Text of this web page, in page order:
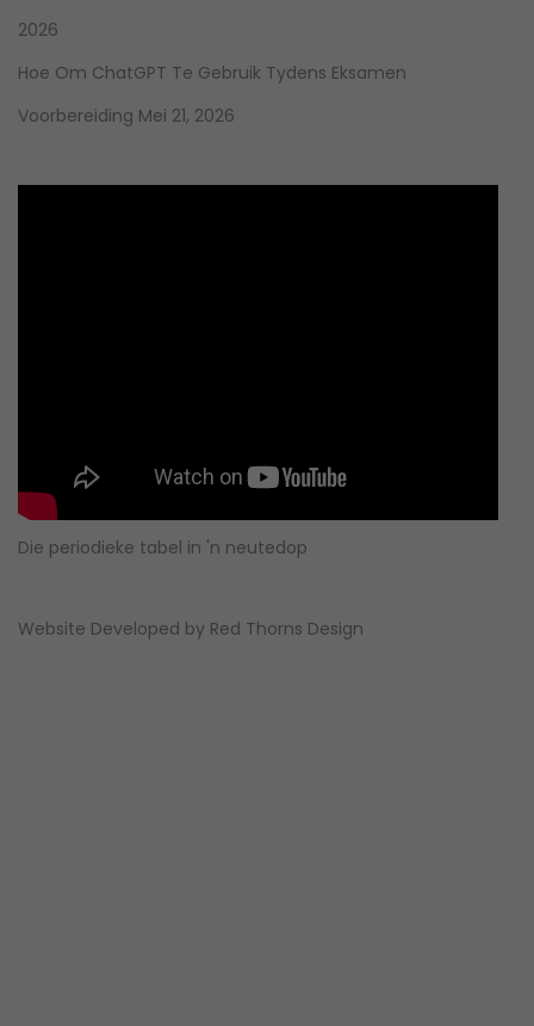
2026
Hoe Om ChatGPT Te Gebruik Tydens Eksamen
Voorbereiding Mei 21, 2026
Die periodieke tabel in 'n neutedop
Website Developed by Red Thorns Design